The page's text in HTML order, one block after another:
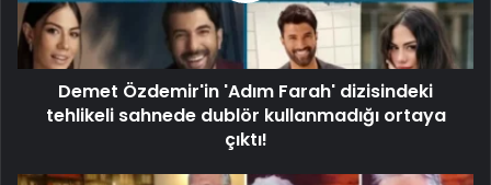
Demet Özdemir'in 'Adım Farah' dizisindeki
tehlikeli sahnede dublör kullanmadığı ortaya
çıktı!